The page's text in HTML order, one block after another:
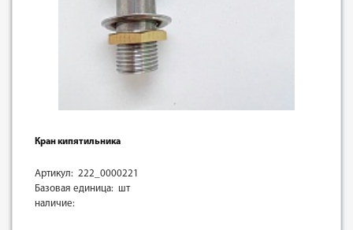
Кран кипятильника
Артикул: 222_0000221
Базовая единица: шт
наличие: